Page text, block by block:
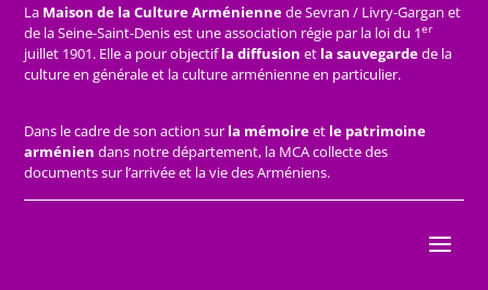
La Maison de la Culture Arméniennede Sevran / Livry-Gargan et
de la Seine-Saint-Denis est une association régie par la loi du 1er
juillet 1901. Elle a pour objectifla diffusion et la sauvegardede la
culture en générale et la culture arménienne en particulier.
Dans le cadre de son action sur la mémoireet le patrimoine
arménien dans notre département, la MCA collecte des
documents sur l’arrivée et la vie des Arméniens.